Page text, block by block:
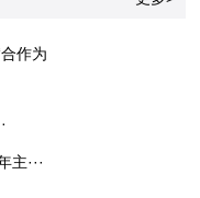
作为
···